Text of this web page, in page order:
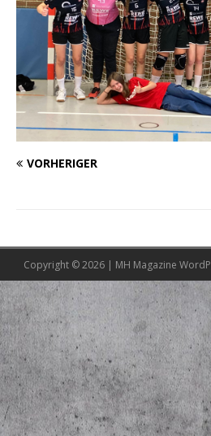
VORHERIGER
Copyright © 2026 | MH Magazine